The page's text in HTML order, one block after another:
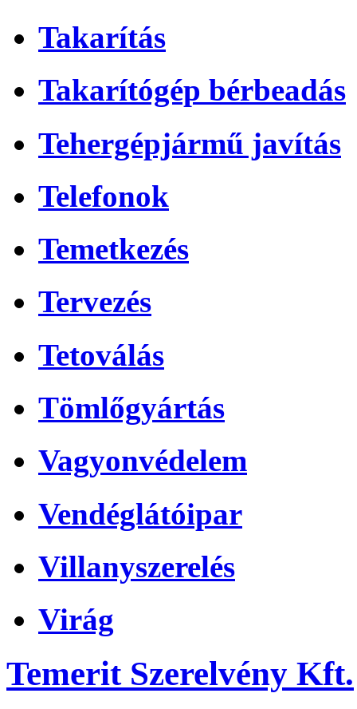
Takarítás
Takarítógép bérbeadás
Tehergépjármű javítás
Telefonok
Temetkezés
Tervezés
Tetoválás
Tömlőgyártás
Vagyonvédelem
Vendéglátóipar
Villanyszerelés
Virág
Temerit Szerelvény Kft.